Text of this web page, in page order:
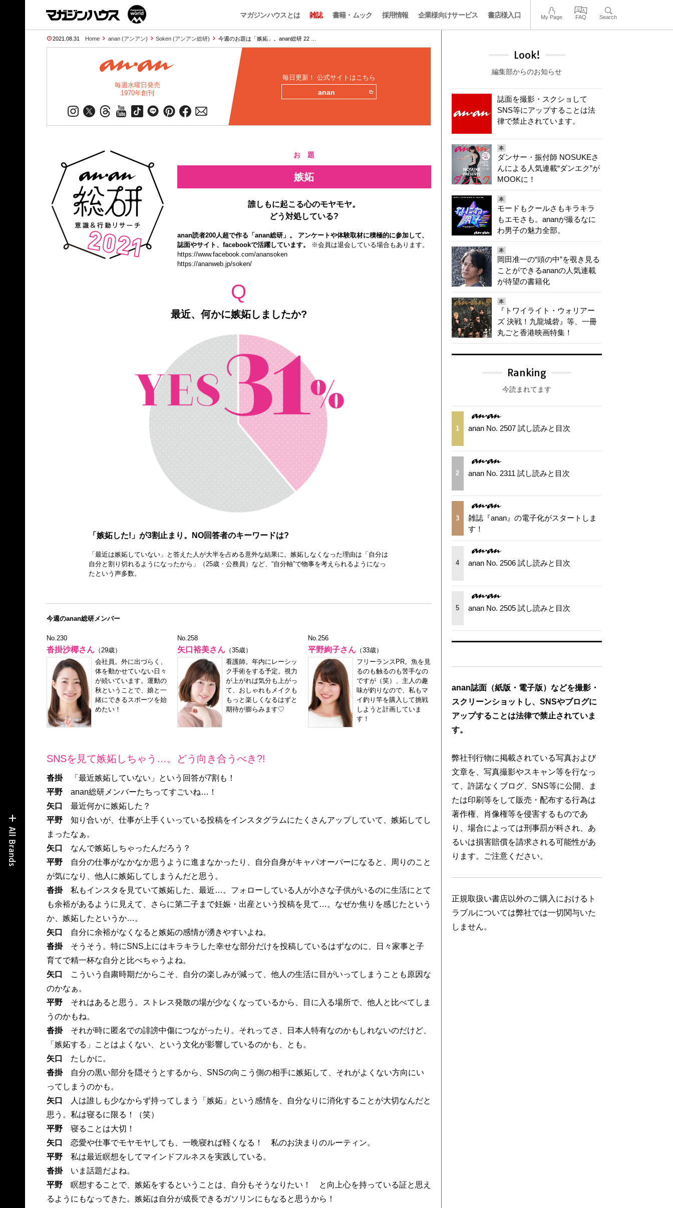
マガジンハウスとは 雑誌 書籍・ムック 採用情報 企業様向けサービス 書店様入口 My Page FAQ Search
2021.08.31 Home anan (アンアン) Soken (アンアン総研) 今週のお題は「嫉妬」。anan総研 22 …
毎週水曜日発売
1970年創刊
毎日更新！ 公式サイトはこちら
anan
お 題
嫉妬
誰しもに起こる心のモヤモヤ。
どう対処している?
anan読者200人超で作る「anan総研」。 アンケートや体験取材に積極的に参加して、
誌面やサイト、facebookで活躍しています。
※会員は退会している場合もあります。
https://www.facebook.com/anansoken
https://ananweb.jp/soken/
Q
最近、何かに嫉妬しましたか?
「嫉妬した!」が3割止まり。NO回答者のキーワードは?
「最近は嫉妬していない」と答えた人が大半を占める意外な結果に。嫉妬しなくなった理由は「自分は
自分と割り切れるようになったから」（25歳・公務員）など、“自分軸”で物事を考えられるようになっ
たという声多数。
今週のanan総研メンバー
No.230
沓掛沙椰さん（29歳）
会社員。外に出づらく、
体を動かせていない日々
が続いています。運動の
秋ということで、娘と一
緒にできるスポーツを始
めたい！
No.258
矢口裕美さん（35歳）
看護師。年内にレーシッ
ク手術をする予定。視力
が上がれば気分も上がっ
て、おしゃれもメイクも
もっと楽しくなるはずと
期待が膨らみます♡
No.256
平野絢子さん（33歳）
フリーランスPR。魚を見
るのも触るのも苦手なの
ですが（笑）、主人の趣
味が釣りなので、私もマ
イ釣り竿を購入して挑戦
しようと計画していま
す！
SNSを見て嫉妬しちゃう…。どう向き合うべき?!
沓掛
「最近嫉妬していない」という回答が7割も！
平野 anan総研メンバーたちってすごいね…！
矢口 最近何かに嫉妬した？
平野 知り合いが、仕事が上手くいっている投稿をインスタグラムにたくさんアップしていて、嫉妬してし
まったなぁ。
矢口 なんで嫉妬しちゃったんだろう？
平野
自分の仕事がなかなか思うように進まなかったり、自分自身がキャパオーバーになると、周りのこと
が気になり、他人に嫉妬してしまうんだと思う。
沓掛 私もインスタを見ていて嫉妬した、最近…。フォローしている人が小さな子供がいるのに生活にとて
も余裕があるように見えて、さらに第二子まで妊娠・出産という投稿を見て…。なぜか焦りを感じたという
か、嫉妬したというか…。
矢口
自分に余裕がなくなると嫉妬の感情が湧きやすいよね。
沓掛 そうそう。特にSNS上にはキラキラした幸せな部分だけを投稿しているはずなのに、日々家事と子
育てで精一杯な自分と比べちゃうよね。
矢口
こういう自粛時期だからこそ、自分の楽しみが減って、他人の生活に目がいってしまうことも原因な
のかなぁ。
平野 それはあると思う。ストレス発散の場が少なくなっているから、目に入る場所で、他人と比べてしま
うのかもね。
沓掛 それが時に匿名での誹謗中傷につながったり。それってさ、日本人特有なのかもしれないのだけど、
「嫉妬する」ことはよくない、という文化が影響しているのかも、とも。
矢口 たしかに。
沓掛
自分の黒い部分を隠そうとするから、SNSの向こう側の相手に嫉妬して、それがよくない方向にい
ってしまうのかも。
矢口
人は誰しも少なからず持ってしまう「嫉妬」という感情を、自分なりに消化することが大切なんだと
思う。私は寝るに限る！（笑）
平野 寝ることは大切！
矢口 恋愛や仕事でモヤモヤしても、一晩寝れば軽くなる！ 私のお決まりのルーティン。
平野 私は最近瞑想をしてマインドフルネスを実践している。
沓掛 いま話題だよね。
平野 瞑想することで、嫉妬をするということは、自分もそうなりたい！ と向上心を持っている証と思え
るようにもなってきた。嫉妬は自分が成長できるガソリンにもなると思うから！
Look!
編集部からのお知らせ
誌面を撮影・スクショして
SNS等にアップすることは法
律で禁止されています。
本
ダンサー・振付師 NOSUKEさ
んによる人気連載“ダンエク”が
MOOKに！
本
モードもクールさもキラキラ
もエモさも。ananが撮るなに
わ男子の魅力全部。
本
岡田准一の“頭の中”を覗き見る
ことができるananの人気連載
が待望の書籍化
本
『トワイライト・ウォリアー
ズ 決戦！九龍城砦』等、一冊
丸ごと香港映画特集！
Ranking
今読まれてます
1 anan No. 2507 試し読みと目次
2 anan No. 2311 試し読みと目次
3
雑誌『anan』の電子化がスタートしま
す！
4 anan No. 2506 試し読みと目次
5 anan No. 2505 試し読みと目次
anan誌面（紙版・電子版）などを撮影・
スクリーンショットし、SNSやブログに
アップすることは法律で禁止されていま
す。
弊社刊行物に掲載されている写真および
文章を、写真撮影やスキャン等を行なっ
て、許諾なくブログ、SNS等に公開、ま
たは印刷等をして販売・配布する行為は
著作権、肖像権等を侵害するものであ
り、場合によっては刑事罰が科され、あ
るいは損害賠償を請求される可能性があ
ります。ご注意ください。
正規取扱い書店以外のご購入におけるト
ラブルについては弊社では一切関与いた
しません。